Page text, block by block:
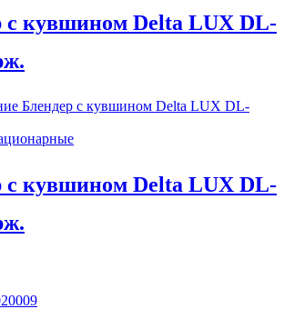
с кувшином Delta LUX DL-
с кувшином Delta LUX DL-